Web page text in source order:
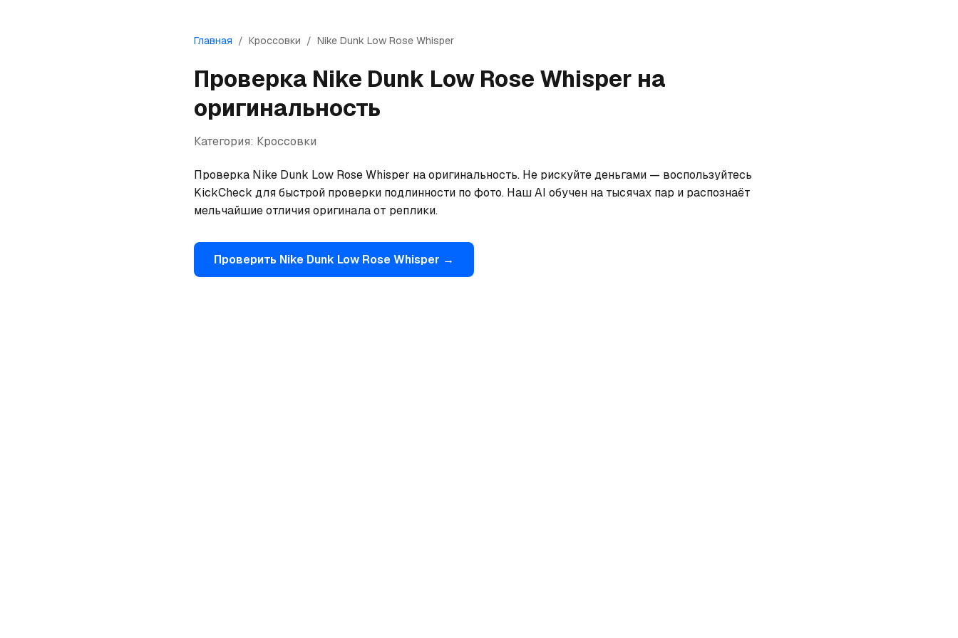
Главная / Кроссовки / Nike Dunk Low Rose Whisper
Проверка Nike Dunk Low Rose Whisper на
оригинальность
Категория: Кроссовки
Проверка Nike Dunk Low Rose Whisper на оригинальность. Не рискуйте деньгами — воспользуйтесь
KickCheck для быстрой проверки подлинности по фото. Наш AI обучен на тысячах пар и распознаёт
мельчайшие отличия оригинала от реплики.
Проверить Nike Dunk Low Rose Whisper →